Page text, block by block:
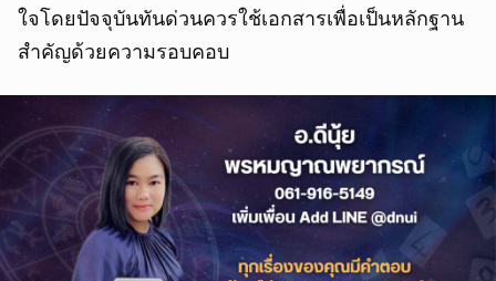
ใจโดยปัจจุบันทันด่วนควรใช้เอกสารเพื่อเป็นหลักฐาน
สำคัญด้วยความรอบคอบ